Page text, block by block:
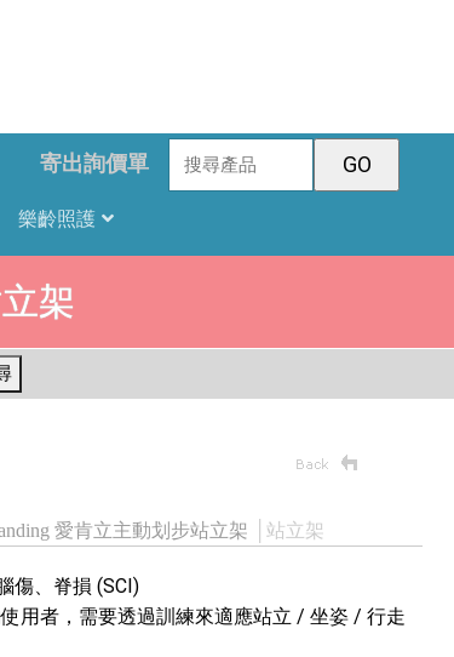
寄出詢價單
樂齡照護
架
愛肯立主動划步站立架 │站立架
傷、脊損 (SCI)
用者，需要透過訓練來適應站立 / 坐姿 / 行走